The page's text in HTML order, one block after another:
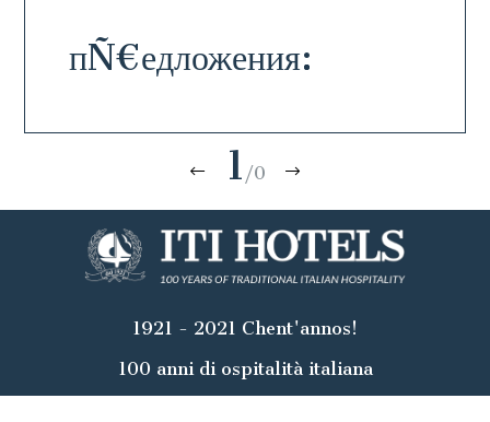
пÑ€едложения:
1 /0
1921 - 2021 Chent'annos!
100 anni di ospitalità italiana